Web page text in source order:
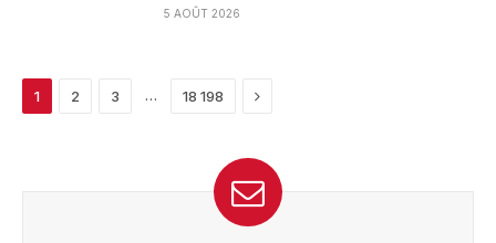
5 AOÛT 2026
1 2 3 … 18 198 Next